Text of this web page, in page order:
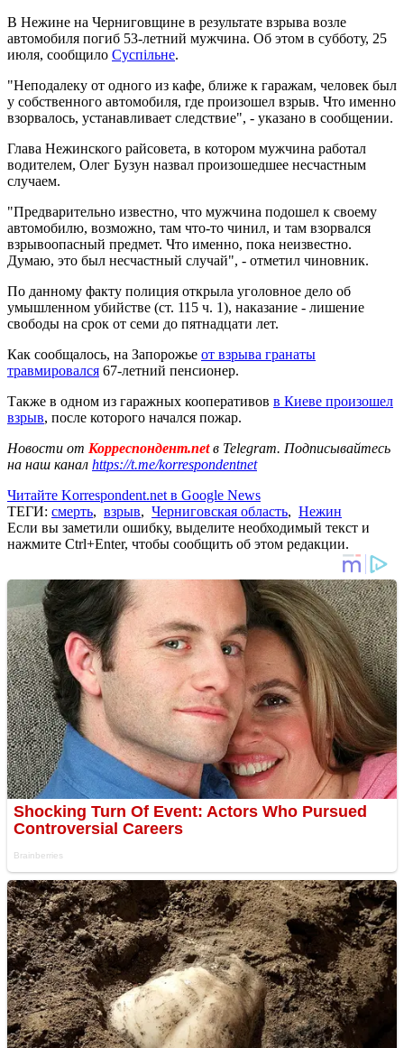
В Нежине на Черниговщине в результате взрыва возле
автомобиля погиб 53-летний мужчина. Об этом в субботу, 25
июля, сообщило Суспільне.
"Неподалеку от одного из кафе, ближе к гаражам, человек был
у собственного автомобиля, где произошел взрыв. Что именно
взорвалось, устанавливает следствие", - указано в сообщении.
Глава Нежинского райсовета, в котором мужчина работал
водителем, Олег Бузун назвал произошедшее несчастным
случаем.
"Предварительно известно, что мужчина подошел к своему
автомобилю, возможно, там что-то чинил, и там взорвался
взрывоопасный предмет. Что именно, пока неизвестно.
Думаю, это был несчастный случай", - отметил чиновник.
По данному факту полиция открыла уголовное дело об
умышленном убийстве (ст. 115 ч. 1), наказание - лишение
свободы на срок от семи до пятнадцати лет.
Как сообщалось, на Запорожье от взрыва гранаты
травмировался 67-летний пенсионер.
Также в одном из гаражных кооперативов в Киеве произошел
взрыв, после которого начался пожар.
Новости от Корреспондент.netв Telegram. Подписывайтесь
на наш канал https://t.me/korrespondentnet
Читайте Korrespondent.net в Google News
ТЕГИ: смерть, взрыв, Черниговская область, Нежин
Если вы заметили ошибку, выделите необходимый текст и
нажмите Ctrl+Enter, чтобы сообщить об этом редакции.